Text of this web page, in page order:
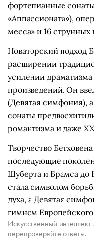
фортепианные
«Аппассионата»),
месса» и 16 струнных
Новаторский подход
расширении
усилении
произведений. Он
(Девятая симфония),
сонаты
романтизма и даже XX
Творчество
последующие
Шуберта и Брамса до
стала символом
духа, а Девятая
гимном
Искусственный
перепроверяйте ответы.